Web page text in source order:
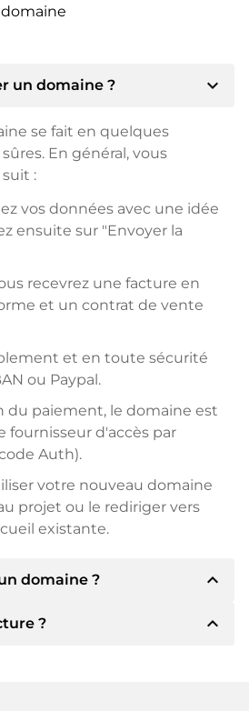
un domaine ? expand_more
se fait en quelques
En général, vous
:
vos données avec une idée
ensuite sur "Envoyer la
recevrez une facture en
et un contrat de vente
et en toute sécurité
ou Paypal.
du paiement, le domaine est
fournisseur d'accès par
Auth).
votre nouveau domaine
projet ou le rediriger vers
existante.
domaine ? expand_less
titulaire vous
? expand_less